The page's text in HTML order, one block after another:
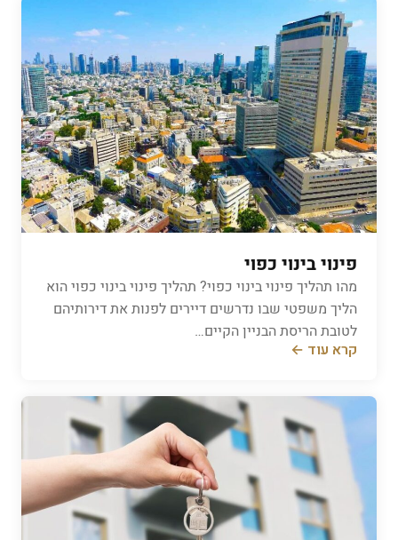
פינוי בינוי כפוי
מהו תהליך פינוי בינוי כפוי? תהליך פינוי בינוי כפוי הוא
הליך משפטי שבו נדרשים דיירים לפנות את דירותיהם
לטובת הריסת הבניין הקיים…
קרא עוד ←